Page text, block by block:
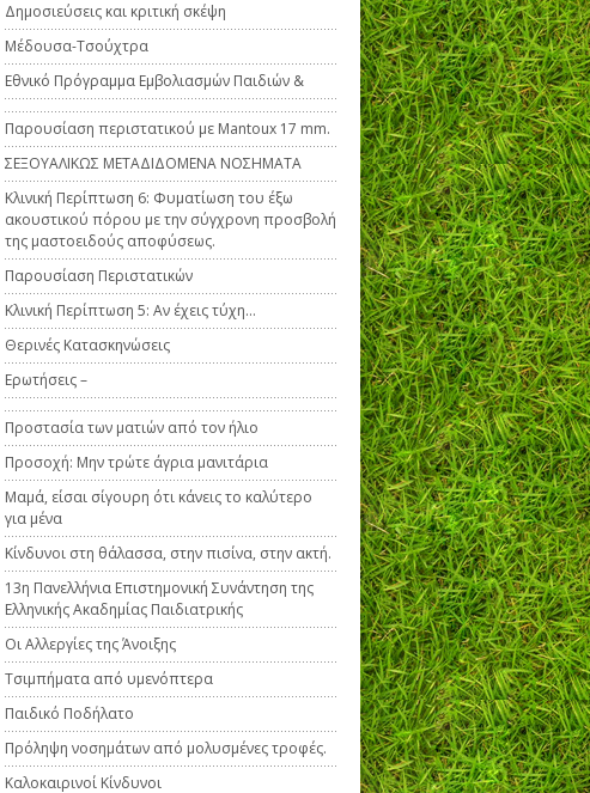
Δημοσιεύσεις και κριτική σκέψη
Μέδουσα-Τσούχτρα
Εθνικό Πρόγραμμα Εμβολιασμών Παιδιών &
Παρουσίαση περιστατικού με Mantoux 17 mm.
ΣΕΞΟΥΑΛΙΚΩΣ ΜΕΤΑΔΙΔΟΜΕΝΑ ΝΟΣΗΜΑΤΑ
Κλινική Περίπτωση 6: Φυματίωση του έξω
ακουστικού πόρου με την σύγχρονη προσβολή
της μαστοειδούς αποφύσεως.
Παρουσίαση Περιστατικών
Κλινική Περίπτωση 5: Αν έχεις τύχη…
Θερινές Κατασκηνώσεις
Ερωτήσεις –
Προστασία των ματιών από τον ήλιο
Προσοχή: Μην τρώτε άγρια μανιτάρια
Μαμά, είσαι σίγουρη ότι κάνεις το καλύτερο
για μένα
Κίνδυνοι στη θάλασσα, στην πισίνα, στην ακτή.
13η Πανελλήνια Επιστημονική Συνάντηση της
Ελληνικής Ακαδημίας Παιδιατρικής
Οι Αλλεργίες της Άνοιξης
Τσιμπήματα από υμενόπτερα
Παιδικό Ποδήλατο
Πρόληψη νοσημάτων από μολυσμένες τροφές.
Καλοκαιρινοί Κίνδυνοι